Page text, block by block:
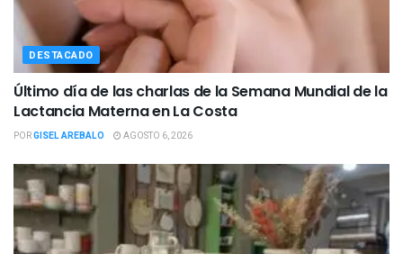
DESTACADO
Último día de las charlas de la Semana Mundial de la
Lactancia Materna en La Costa
PORGISEL AREBALO AGOSTO 6, 2026